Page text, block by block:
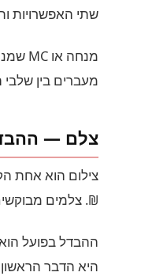
שתי האפשרויות
מעברים בין
צלם —
₪. צלמים מבוקשים עם
ההבדל בפועל
היא הדבר